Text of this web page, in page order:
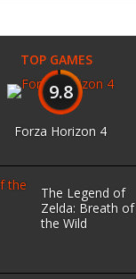
TOP GAMES
9.8
Forza Horizon 4
The Legend of
Zelda: Breath of
the Wild